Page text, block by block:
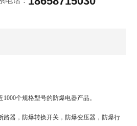
个规格型号的防爆电器产品。
器，防爆转换开关，防爆变压器，防爆行